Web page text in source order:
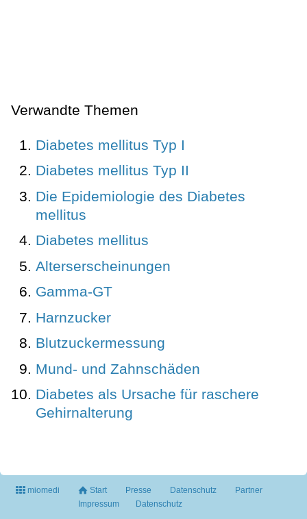
Verwandte Themen
Diabetes mellitus Typ I
Diabetes mellitus Typ II
Die Epidemiologie des Diabetes
mellitus
Diabetes mellitus
Alterserscheinungen
Gamma-GT
Harnzucker
Blutzuckermessung
Mund- und Zahnschäden
Diabetes als Ursache für raschere
Gehirnalterung
miomedi Start Presse Datenschutz
Partner
Impressum
Datenschutz